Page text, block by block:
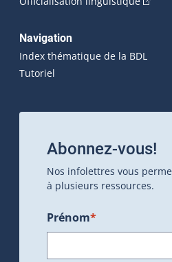
Navigation
Index thématique de la BDL
Tutoriel
Abonnez-vous!
Nos infolettres vous
à plusieurs ressources.
Prénom*